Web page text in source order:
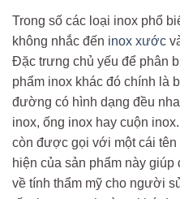
Trong số các loại inox phổ
không nhắc đến inox xước
Đặc trưng chủ yếu để phân
phẩm inox khác đó chính là
đường có hình dạng đều
inox, ống inox hay cuộn
còn được gọi với một cái
hiện của sản phẩm này
về tính thẩm mỹ cho người